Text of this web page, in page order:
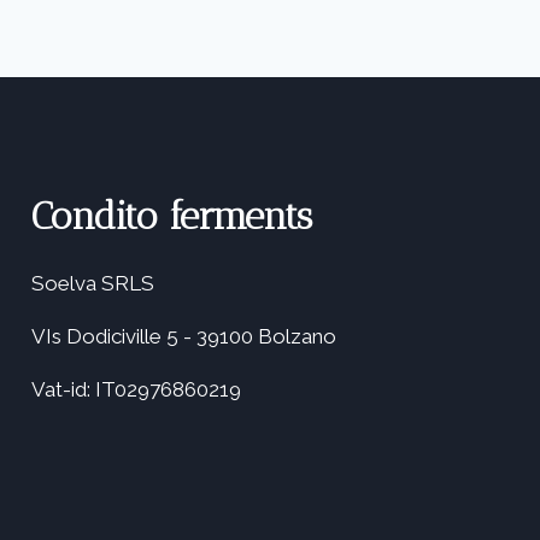
Condito ferments
Soelva SRLS
VIs Dodiciville 5 - 39100 Bolzano
Vat-id: IT02976860219